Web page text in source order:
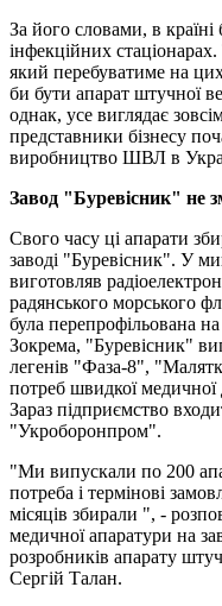
За його словами, в країні
інфекційних
який перебуватиме на
би бути апарат штучної
однак, усе виглядає
представники бізнесу
виробництво ШВЛ в
Завод "Буревісник" не
Свого часу ці апарати
заводі "Буревісник". У
виготовляв
радянського морського
була перепрофільована
Зокрема, "Буревісник"
легенів "Фаза-8",
потреб швидкої
Зараз підприємство
"Укроборонпром".
"Ми випускали по 200
потреба і термінові
місяців збирали ", -
медичної апаратури на
розробників апарату
Сергій Талан.